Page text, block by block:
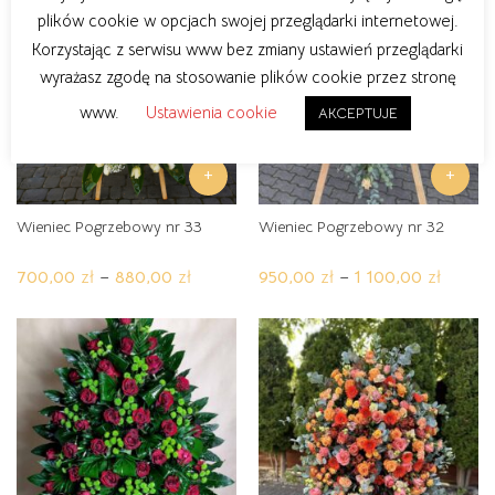
wariantów.
Opcje
można
wybrać
wariantów.
Opcje
można
wybrać
na
+
Wieniec Pogrzebowy nr 33
700,00 zł – 880,00 złZakres
700,00 zł
880,00 zł
produkt
wiele
wariantów.
Opcje
można
wybrać
na
+
Wieniec Pogrzebowy nr 32
950,00 zł – 1 100,00 złZakres
do
1
produkt
ma
wiele
wariantów.
Opcje
można
wybrać
na
plików cookie w opcjach swojej przeglądarki internetowej.
Korzystając z serwisu www bez zmiany ustawień przeglądarki
wyrażasz zgodę na stosowanie plików cookie przez stronę
www.
Ustawienia cookie AKCEPTUJE